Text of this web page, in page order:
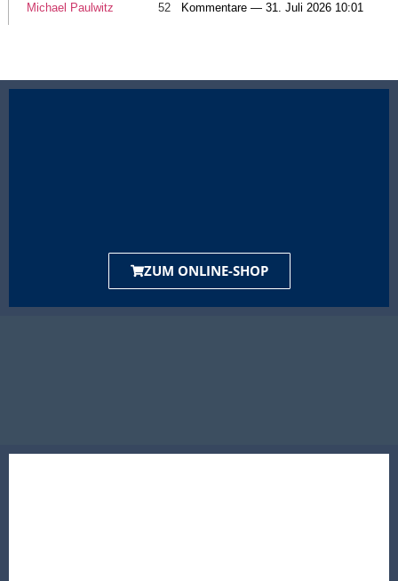
Michael Paulwitz 52 Kommentare — 31. Juli 2026 10:01
ZUM ONLINE-SHOP